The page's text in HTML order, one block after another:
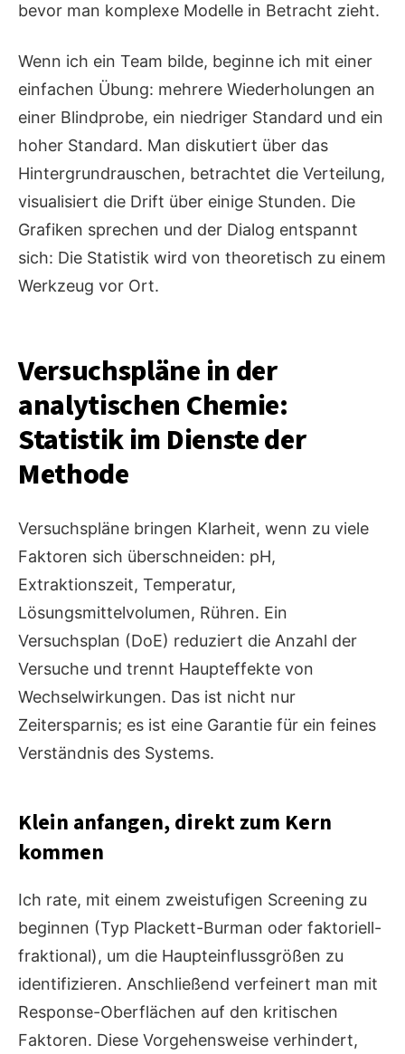
bevor man komplexe Modelle in Betracht zieht.
Wenn ich ein Team bilde, beginne ich mit einer
einfachen Übung: mehrere Wiederholungen an
einer Blindprobe, ein niedriger Standard und ein
hoher Standard. Man diskutiert über das
Hintergrundrauschen, betrachtet die Verteilung,
visualisiert die Drift über einige Stunden. Die
Grafiken sprechen und der Dialog entspannt
sich: Die Statistik wird von theoretisch zu einem
Werkzeug vor Ort.
Versuchspläne in der
analytischen Chemie:
Statistik im Dienste der
Methode
Versuchspläne bringen Klarheit, wenn zu viele
Faktoren sich überschneiden: pH,
Extraktionszeit, Temperatur,
Lösungsmittelvolumen, Rühren. Ein
Versuchsplan (DoE) reduziert die Anzahl der
Versuche und trennt Haupteffekte von
Wechselwirkungen. Das ist nicht nur
Zeitersparnis; es ist eine Garantie für ein feines
Verständnis des Systems.
Klein anfangen, direkt zum Kern
kommen
Ich rate, mit einem zweistufigen Screening zu
beginnen (Typ Plackett-Burman oder faktoriell-
fraktional), um die Haupteinflussgrößen zu
identifizieren. Anschließend verfeinert man mit
Response-Oberflächen auf den kritischen
Faktoren. Diese Vorgehensweise verhindert,